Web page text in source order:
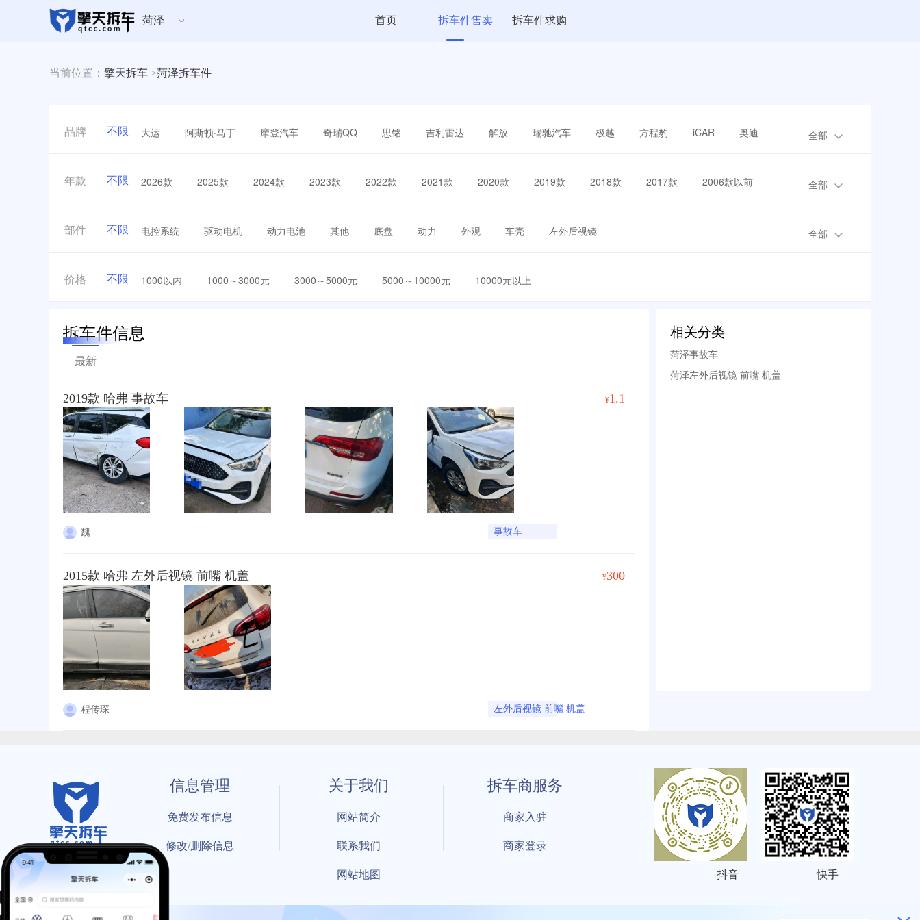
菏泽 首页 拆车件售卖 拆车件求购
当前位置： 擎天拆车 >菏泽拆车件
品牌 不限 大运 阿斯顿·马丁 摩登汽车 奇瑞QQ 思铭 吉利雷达 解放 瑞驰汽车 极越 方程豹 iCAR 奥迪 全部
年款 不限 2026款 2025款 2024款 2023款 2022款 2021款 2020款 2019款 2018款 2017款 2006款以前 全部
部件 不限 电控系统 驱动电机 动力电池 其他 底盘 动力 外观 车壳 左外后视镜 全部
价格 不限 1000以内 1000～3000元 3000～5000元 5000～10000元 10000元以上
拆车件信息
最新
2019款 哈弗 事故车 ¥1.1
魏 事故车
2015款 哈弗 左外后视镜 前嘴 机盖 ¥300
程传琛 左外后视镜 前嘴 机盖
相关分类
菏泽事故车
菏泽左外后视镜 前嘴 机盖
信息管理
免费发布信息
修改/删除信息
关于我们
网站简介
联系我们
网站地图
拆车商服务
商家入驻
商家登录
抖音 快手